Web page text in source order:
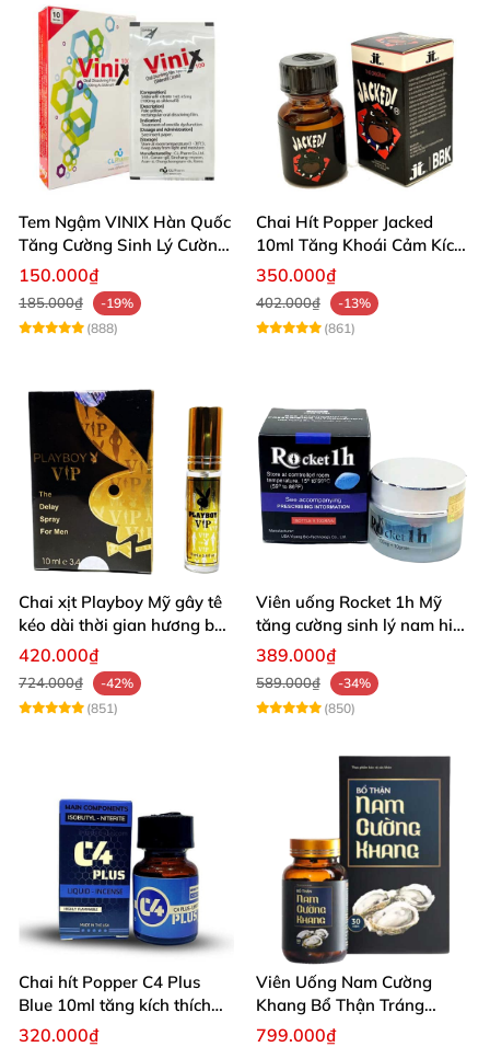
Tem Ngậm VINIX Hàn Quốc
Tăng Cường Sinh Lý Cường
Dương
150.000₫
185.000₫
-19%
(888)
Chai Hít Popper Jacked
10ml Tăng Khoái Cảm Kích
Thích Mạnh
350.000₫
402.000₫
-13%
(861)
Chai xịt Playboy Mỹ gây tê
kéo dài thời gian hương bạc
hà
420.000₫
724.000₫
-42%
(851)
Viên uống Rocket 1h Mỹ
tăng cường sinh lý nam hiệu
quả
389.000₫
589.000₫
-34%
(850)
Chai hít Popper C4 Plus
Blue 10ml tăng kích thích
quan hệ mạnh mẽ
320.000₫
Viên Uống Nam Cường
Khang Bổ Thận Tráng
Dương Kéo Dài Thời Gian
799.000₫